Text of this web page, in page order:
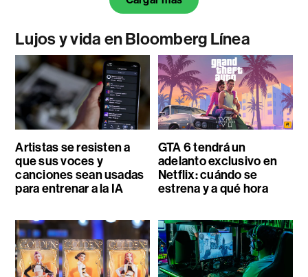
Lujos y vida en Bloomberg Línea
Artistas se resisten a
que sus voces y
canciones sean usadas
para entrenar a la IA
GTA 6 tendrá un
adelanto exclusivo en
Netflix: cuándo se
estrena y a qué hora